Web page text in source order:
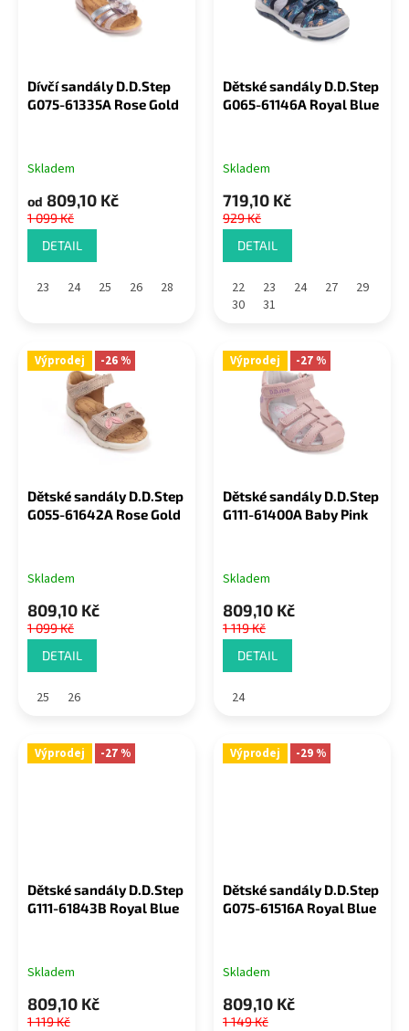
Dívčí sandály D.D.Step
G075-61335A Rose Gold
Skladem
od 809,10 Kč
1 099 Kč
DETAIL
23 24 25 26 28
Dětské sandály D.D.Step
G065-61146A Royal Blue
Skladem
719,10 Kč
929 Kč
DETAIL
22 23 24 27
29
30
31
Výprodej -26 %
Dětské sandály D.D.Step
G055-61642A Rose Gold
Skladem
809,10 Kč
1 099 Kč
DETAIL
25 26
Výprodej -27 %
Dětské sandály D.D.Step
G111-61400A Baby Pink
Skladem
809,10 Kč
1 119 Kč
DETAIL
24
Výprodej -27 %
Dětské sandály D.D.Step
G111-61843B Royal Blue
Skladem
809,10 Kč
1 119 Kč
Výprodej -29 %
Dětské sandály D.D.Step
G075-61516A Royal Blue
Skladem
809,10 Kč
1 149 Kč